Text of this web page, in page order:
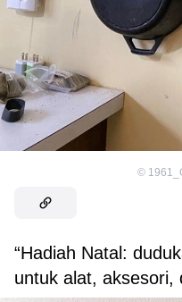
©
“Hadiah Natal:
untuk alat, aksesori,